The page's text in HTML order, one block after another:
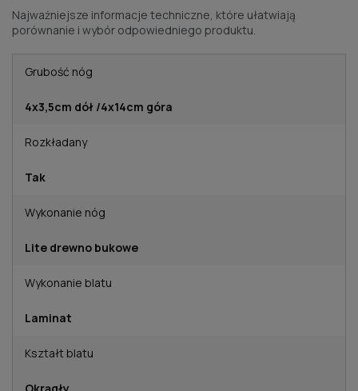
Najważniejsze informacje techniczne, które ułatwiają
porównanie i wybór odpowiedniego produktu.
Grubość nóg
4x3,5cm dół /4x14cm góra
Rozkładany
Tak
Wykonanie nóg
Lite drewno bukowe
Wykonanie blatu
Laminat
Kształt blatu